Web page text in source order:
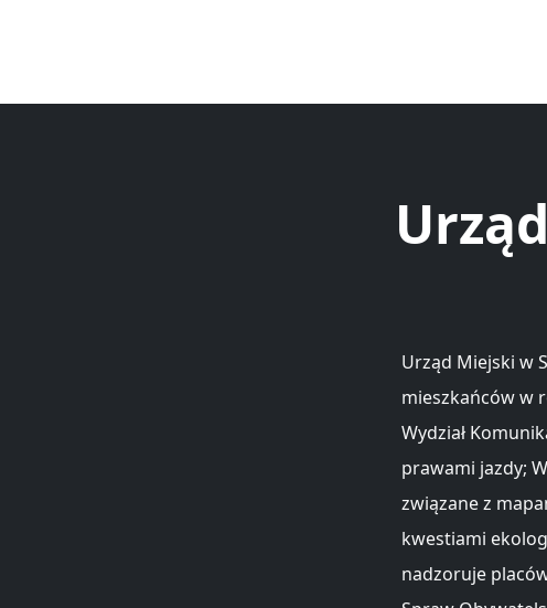
Urząd Miejski w
mieszkańców w
Wydział
prawami jazdy;
związane z
kwestiami
nadzoruje